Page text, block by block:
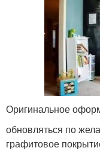
Оригинальное
обновляться по
графитовое